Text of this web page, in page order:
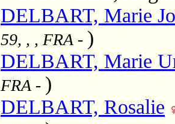
DELBART, Marie
59, , , FRA - )
DELBART, Marie
FRA - )
DELBART, Rosalie